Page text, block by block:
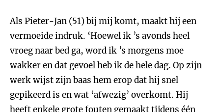
Als Pieter-Jan (51) bij mij komt, maakt hij een
vermoeide indruk. ‘Hoewel ik ’s avonds heel
vroeg naar bed ga, word ik ’s morgens moe
wakker en dat gevoel heb ik de hele dag. Op zijn
werk wijst zijn baas hem erop dat hij snel
gepikeerd is en wat ‘afwezig’ overkomt. Hij
heeft enkele grote fouten gemaakt tijdens één